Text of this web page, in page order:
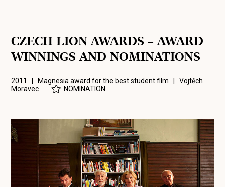
CZECH LION AWARDS – AWARD
WINNINGS AND NOMINATIONS
2011 | Magnesia award for the best student film |Vojtěch
Moravec
NOMINATION